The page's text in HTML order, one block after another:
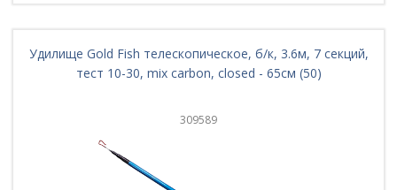
Удилище Gold Fish телескопическое, б/к, 3.6м, 7 секций,
тест 10-30, mix carbon, closed - 65см (50)
309589